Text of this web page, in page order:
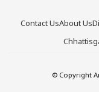
Contact UsAbout Us
© Copyright